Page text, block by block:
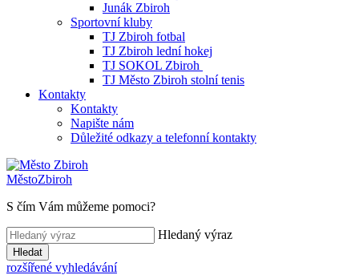
Junák Zbiroh
Sportovní kluby
TJ Zbiroh fotbal
TJ Zbiroh lední hokej
TJ SOKOL Zbiroh
TJ Město Zbiroh stolní tenis
Kontakty
Kontakty
Napište nám
Důležité odkazy a telefonní kontakty
MěstoZbiroh
S čím Vám můžeme pomoci?
Hledaný výraz
Hledat
rozšířené vyhledávání